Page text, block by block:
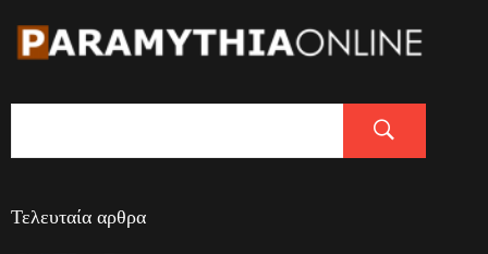
Τελευταία αρθρα